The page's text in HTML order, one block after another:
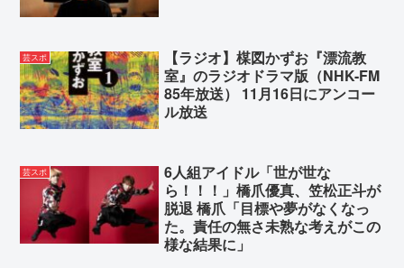
芸スポ
【ラジオ】楳図かずお『漂流教
室』のラジオドラマ版（NHK-FM
85年放送） 11月16日にアンコー
ル放送
芸スポ
6人組アイドル「世が世な
ら！！！」橋爪優真、笠松正斗が
脱退 橋爪「目標や夢がなくなっ
た。責任の無さ未熟な考えがこの
様な結果に」